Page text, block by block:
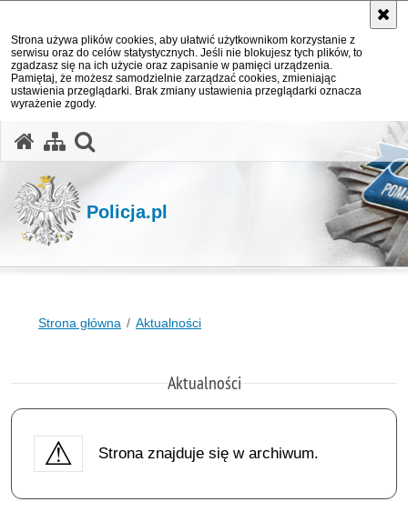
Strona używa plików cookies, aby ułatwić użytkownikom korzystanie z
serwisu oraz do celów statystycznych. Jeśli nie blokujesz tych plików, to
zgadzasz się na ich użycie oraz zapisanie w pamięci urządzenia.
Pamiętaj, że możesz samodzielnie zarządzać cookies, zmieniając
ustawienia przeglądarki. Brak zmiany ustawienia przeglądarki oznacza
wyrażenie zgody.
Policja.pl
Strona główna Aktualności
Aktualności
Strona znajduje się w archiwum.